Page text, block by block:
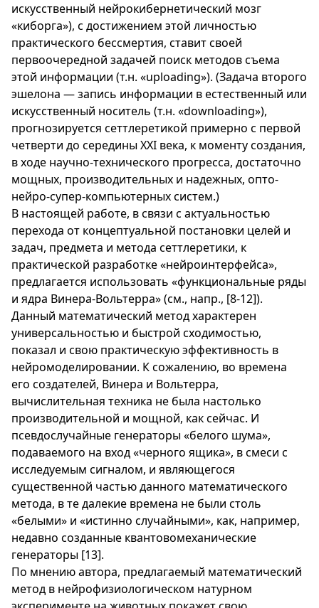
искусственный нейрокибернетический мозг
«киборга»), с достижением этой личностью
практического бессмертия, ставит своей
первоочередной задачей поиск методов съема
этой информации (т.н. «uploading»). (Задача второго
эшелона — запись информации в естественный или
искусственный носитель (т.н. «downloading»),
прогнозируется сеттлеретикой примерно с первой
четверти до середины XXI века, к моменту создания,
в ходе научно-технического прогресса, достаточно
мощных, производительных и надежных, опто-
нейро-супер-компьютерных систем.)
В настоящей работе, в связи с актуальностью
перехода от концептуальной постановки целей и
задач, предмета и метода сеттлеретики, к
практической разработке «нейроинтерфейса»,
предлагается использовать «функциональные ряды
и ядра Винера-Вольтерра» (см., напр., [8-12]).
Данный математический метод характерен
универсальностью и быстрой сходимостью,
показал и свою практическую эффективность в
нейромоделировании. К сожалению, во времена
его создателей, Винера и Вольтерра,
вычислительная техника не была настолько
производительной и мощной, как сейчас. И
псевдослучайные генераторы «белого шума»,
подаваемого на вход «черного ящика», в смеси с
исследуемым сигналом, и являющегося
существенной частью данного математического
метода, в те далекие времена не были столь
«белыми» и «истинно случайными», как, например,
недавно созданные квантовомеханические
генераторы [13].
По мнению автора, предлагаемый математический
метод в нейрофизиологическом натурном